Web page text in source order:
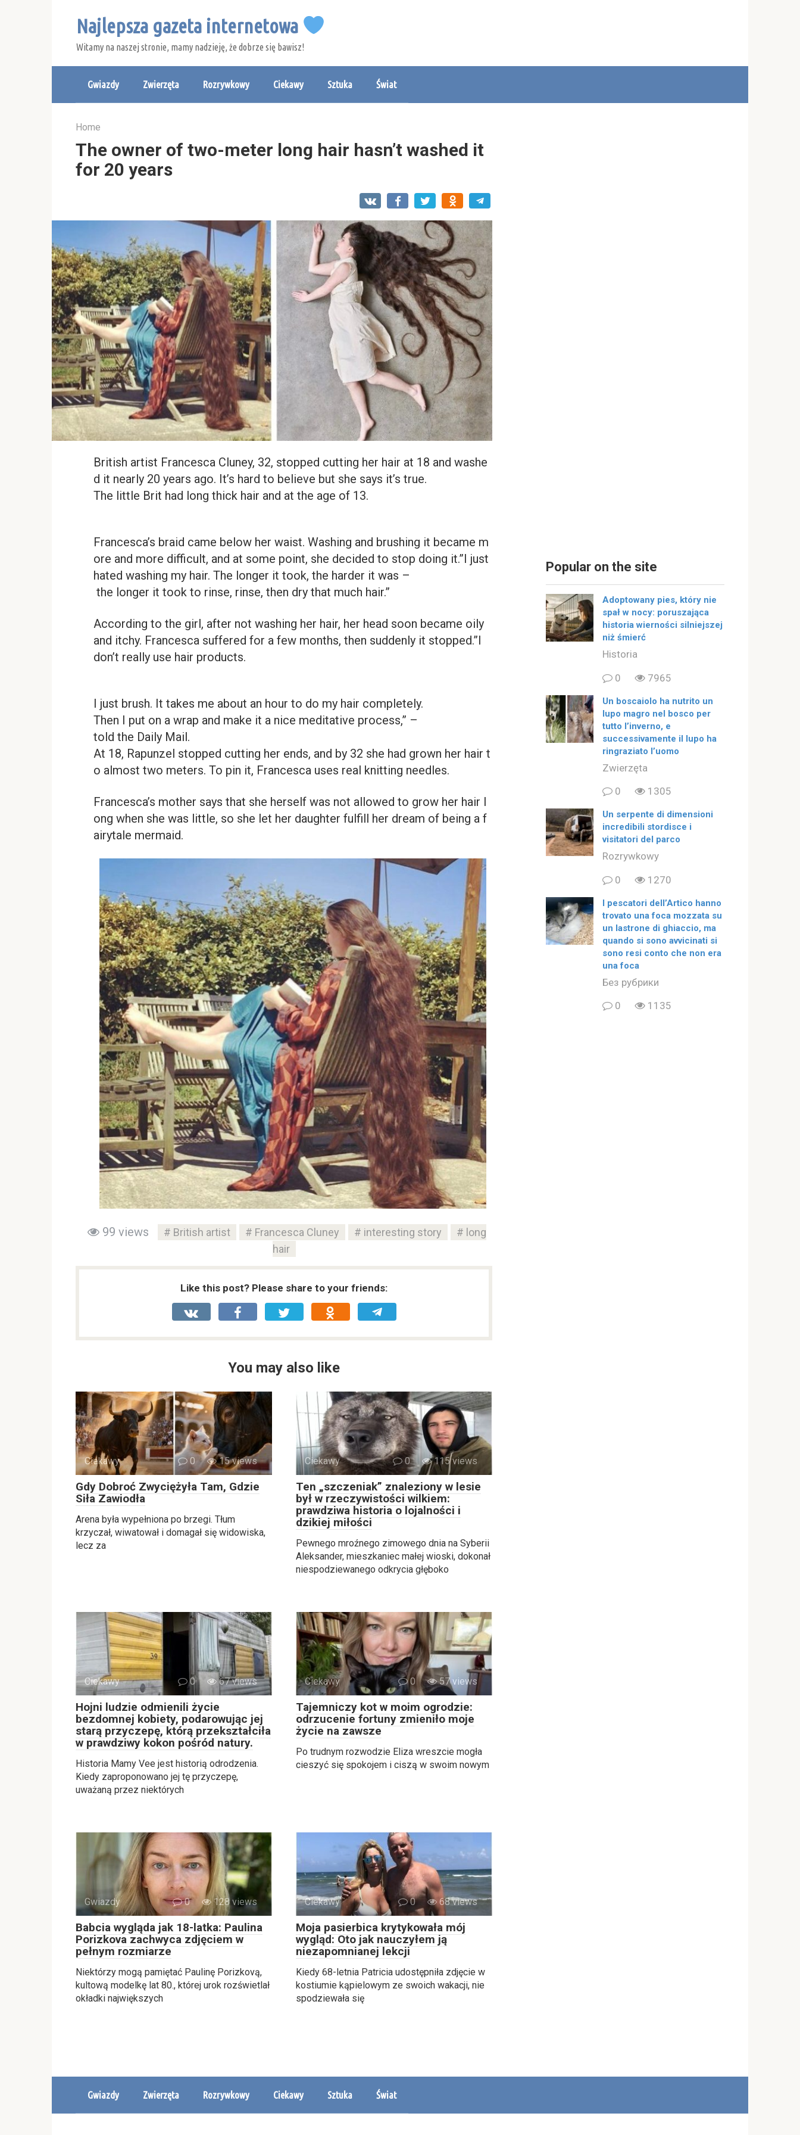
Najlepsza gazeta internetowa
Witamy na naszej stronie, mamy nadzieję, że dobrze się bawisz!
Gwiazdy Zwierzęta Rozrywkowy Ciekawy Sztuka Świat
Home
The owner of two-meter long hair hasn’t washed it
for 20 years
British artist Francesca Cluney, 32, stopped cutting her hair at 18 and washe
d it nearly 20 years ago. It’s hard to believe but she says it’s true.
The little Brit had long thick hair and at the age of 13.
Francesca’s braid came below her waist. Washing and brushing it became m
ore and more difficult, and at some point, she decided to stop doing it.”I just
hated washing my hair. The longer it took, the harder it was –
the longer it took to rinse, rinse, then dry that much hair.”
According to the girl, after not washing her hair, her head soon became oily
and itchy. Francesca suffered for a few months, then suddenly it stopped.”I
don’t really use hair products.
I just brush. It takes me about an hour to do my hair completely.
Then I put on a wrap and make it a nice meditative process,” –
told the Daily Mail.
At 18, Rapunzel stopped cutting her ends, and by 32 she had grown her hair t
o almost two meters. To pin it, Francesca uses real knitting needles.
Francesca’s mother says that she herself was not allowed to grow her hair l
ong when she was little, so she let her daughter fulfill her dream of being a f
airytale mermaid.
99 views British artist Francesca Cluney interesting story
long
hair
Like this post? Please share to your friends:
You may also like
Ciekawy 0 15 views
Gdy Dobroć Zwyciężyła Tam, Gdzie
Siła Zawiodła
Arena była wypełniona po brzegi. Tłum
krzyczał, wiwatował i domagał się widowiska,
lecz za
Ciekawy 0 115 views
Ten „szczeniak” znaleziony w lesie
był w rzeczywistości wilkiem:
prawdziwa historia o lojalności i
dzikiej miłości
Pewnego mroźnego zimowego dnia na Syberii
Aleksander, mieszkaniec małej wioski, dokonał
niespodziewanego odkrycia głęboko
Ciekawy 0 67 views
Hojni ludzie odmienili życie
bezdomnej kobiety, podarowując jej
starą przyczepę, którą przekształciła
w prawdziwy kokon pośród natury.
Historia Mamy Vee jest historią odrodzenia.
Kiedy zaproponowano jej tę przyczepę,
uważaną przez niektórych
Ciekawy 0 57 views
Tajemniczy kot w moim ogrodzie:
odrzucenie fortuny zmieniło moje
życie na zawsze
Po trudnym rozwodzie Eliza wreszcie mogła
cieszyć się spokojem i ciszą w swoim nowym
Gwiazdy 0 128 views
Babcia wygląda jak 18-latka: Paulina
Porizkova zachwyca zdjęciem w
pełnym rozmiarze
Niektórzy mogą pamiętać Paulinę Porizkovą,
kultową modelkę lat 80., której urok rozświetlał
okładki największych
Ciekawy 0 68 views
Moja pasierbica krytykowała mój
wygląd: Oto jak nauczyłem ją
niezapomnianej lekcji
Kiedy 68-letnia Patricia udostępniła zdjęcie w
kostiumie kąpielowym ze swoich wakacji, nie
spodziewała się
Popular on the site
Adoptowany pies, który nie
spał w nocy: poruszająca
historia wierności silniejszej
niż śmierć
Historia
0
7965
Un boscaiolo ha nutrito un
lupo magro nel bosco per
tutto l’inverno, e
successivamente il lupo ha
ringraziato l’uomo
Zwierzęta
0
1305
Un serpente di dimensioni
incredibili stordisce i
visitatori del parco
Rozrywkowy
0
1270
I pescatori dell’Artico hanno
trovato una foca mozzata su
un lastrone di ghiaccio, ma
quando si sono avvicinati si
sono resi conto che non era
una foca
Без рубрики
0
1135
Gwiazdy Zwierzęta Rozrywkowy Ciekawy Sztuka Świat